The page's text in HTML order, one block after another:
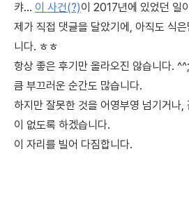
캬... 이 사건(?)이 2017년에 있었던 일
제가 직접 댓글을 달았기에, 아직도 식
니다. ㅎㅎ
항상 좋은 후기만 올라오진 않습니다.
큼 부끄러운 순간도 많습니다.
하지만 잘못한 것을 어영부영 넘기거나,
이 없도록 하겠습니다.
이 자리를 빌어 다짐합니다.